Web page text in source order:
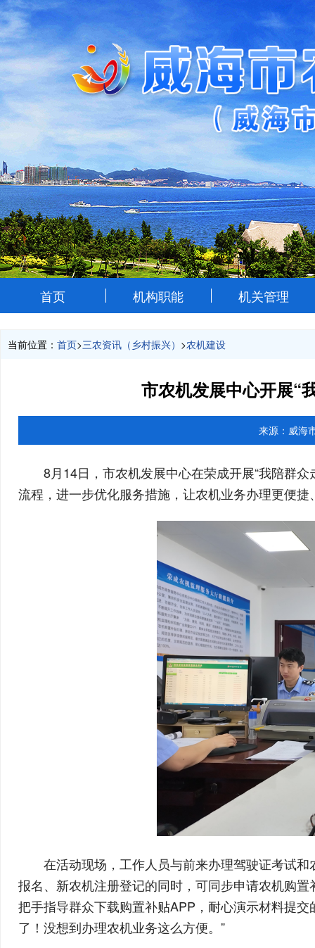
首页 机构职能 机关管理
当前位置： 首页>三农资讯（乡村振兴） >农机建设
市农机发展中心开展“
来源： 威海
8月14日，市农机发展中心在荣成开展“我陪群
流程，进一步优化服务措施，让农机业务办理更便捷
在活动现场，工作人员与前来办理驾驶证考试
报名、新农机注册登记的同时，可同步申请农机购
把手指导群众下载购置补贴APP，耐心演示材料提
了！没想到办理农机业务这么方便。”